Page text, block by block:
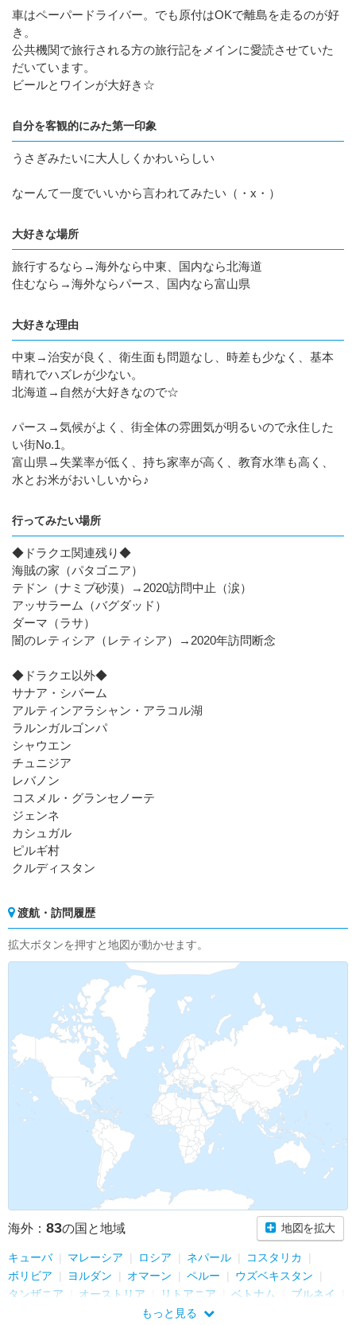
車はペーパードライバー。でも原付はOKで離島を走るのが好
き。
公共機関で旅行される方の旅行記をメインに愛読させていた
だいています。
ビールとワインが大好き☆
自分を客観的にみた第一印象
うさぎみたいに大人しくかわいらしい
なーんて一度でいいから言われてみたい（・x・）
大好きな場所
旅行するなら→海外なら中東、国内なら北海道
住むなら→海外ならパース、国内なら富山県
大好きな理由
中東→治安が良く、衛生面も問題なし、時差も少なく、基本
晴れでハズレが少ない。
北海道→自然が大好きなので☆
パース→気候がよく、街全体の雰囲気が明るいので永住した
い街No.1。
富山県→失業率が低く、持ち家率が高く、教育水準も高く、
水とお米がおいしいから♪
行ってみたい場所
◆ドラクエ関連残り◆
海賊の家（パタゴニア）
テドン（ナミブ砂漠）→2020訪問中止（涙）
アッサラーム（バグダッド）
ダーマ（ラサ）
闇のレティシア（レティシア）→2020年訪問断念
◆ドラクエ以外◆
サナア・シバーム
アルティンアラシャン・アラコル湖
ラルンガルゴンパ
シャウエン
チュニジア
レバノン
コスメル・グランセノーテ
ジェンネ
カシュガル
ピルギ村
クルディスタン
渡航・訪問履歴
拡大ボタンを押すと地図が動かせます。
海外： 83の国と地域 地図を拡大
キューバ マレーシア ロシア ネパール
コスタリカ
ボリビア
ヨルダン オマーン ペルー
ウズベキスタン
タンザニア
オーストリア リトアニア ベトナム
ブルネイ
パラオ サンマリノ
もっと見る